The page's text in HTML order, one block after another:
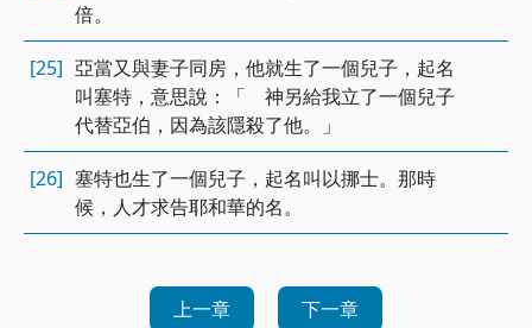
倍。
[25] 亞當又與妻子同房，他就生了一個兒子，起名
叫塞特，意思說：「 神另給我立了一個兒子
代替亞伯，因為該隱殺了他。」
[26] 塞特也生了一個兒子，起名叫以挪士。那時
候，人才求告耶和華的名。
上一章 下一章